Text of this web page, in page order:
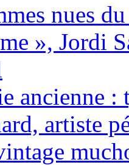
nues
», Jordi
ancienne :
artiste